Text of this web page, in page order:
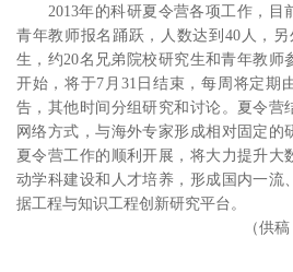
2013年的科研夏令营各项工作，目
青年教师报名踊跃，人数达到 40人，另
生，约20名兄弟院校研究生和青年教师
开始，将于7 月 31 日结束，每周将定期
告，其他时间分组研究和讨论。夏令营
网络方式，与海外专家形成相对固定的
夏令营工作的顺利开展，将大力提升大
动学科建设和人才培养，形成国内一流
据工程与知识工程创新研究平台。
（供